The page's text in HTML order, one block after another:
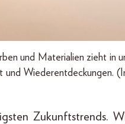
und Materialien zieht in
Wiederentdeckungen.
Zukunftstrends.